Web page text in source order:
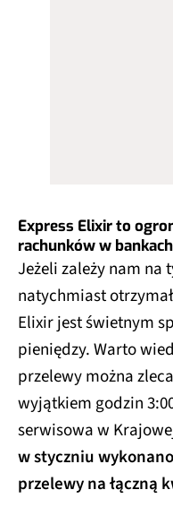
Express Elixir to
rachunków w bankach
Jeżeli zależy nam na
natychmiast
Elixir jest świetnym
pieniędzy. Warto
przelewy można
wyjątkiem godzin
serwisowa w
w styczniu
przelewy na łączną